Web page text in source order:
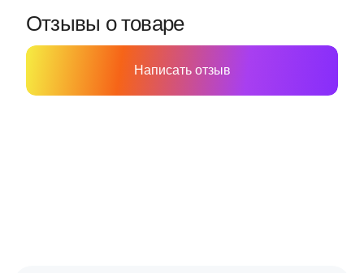
Отзывы о товаре
Написать отзыв